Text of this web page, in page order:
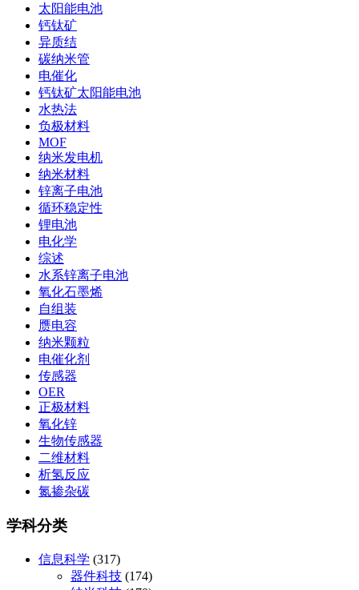
太阳能电池
钙钛矿
异质结
碳纳米管
电催化
钙钛矿太阳能电池
水热法
负极材料
MOF
纳米发电机
纳米材料
锌离子电池
循环稳定性
锂电池
电化学
综述
水系锌离子电池
氧化石墨烯
自组装
赝电容
纳米颗粒
电催化剂
传感器
OER
正极材料
氧化锌
生物传感器
二维材料
析氢反应
氮掺杂碳
学科分类
信息科学 (317)
器件科技 (174)